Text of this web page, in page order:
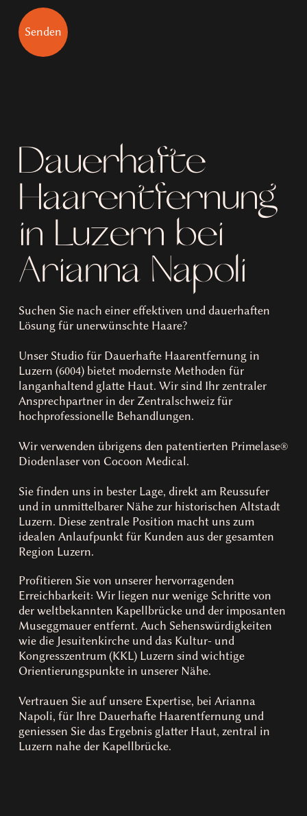
Dauerhafte
Haarentfernung
in Luzern bei
Arianna Napoli
Suchen Sie nach einer effektiven und dauerhaften
Lösung für unerwünschte Haare?
Unser Studio für Dauerhafte Haarentfernung in
Luzern (6004) bietet modernste Methoden für
langanhaltend glatte Haut. Wir sind Ihr zentraler
Ansprechpartner in der Zentralschweiz für
hochprofessionelle Behandlungen.
Wir verwenden übrigens den patentierten Primelase®
Diodenlaser von Cocoon Medical.
Sie finden uns in bester Lage, direkt am Reussufer
und in unmittelbarer Nähe zur historischen Altstadt
Luzern. Diese zentrale Position macht uns zum
idealen Anlaufpunkt für Kunden aus der gesamten
Region Luzern.
Profitieren Sie von unserer hervorragenden
Erreichbarkeit: Wir liegen nur wenige Schritte von
der weltbekannten Kapellbrücke und der imposanten
Museggmauer entfernt. Auch Sehenswürdigkeiten
wie die Jesuitenkirche und das Kultur- und
Kongresszentrum (KKL) Luzern sind wichtige
Orientierungspunkte in unserer Nähe.
Vertrauen Sie auf unsere Expertise, bei Arianna
Napoli, für Ihre Dauerhafte Haarentfernung und
geniessen Sie das Ergebnis glatter Haut, zentral in
Luzern nahe der Kapellbrücke.